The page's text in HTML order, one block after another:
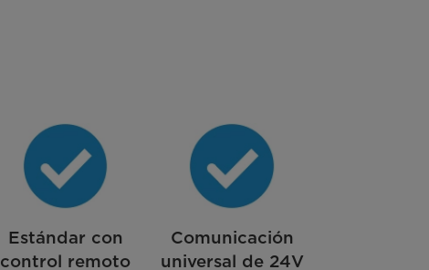
Estándar con
control remoto
Comunicación
universal de 24V